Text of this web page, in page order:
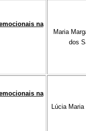
na
Maria
dos
na
Lúcia